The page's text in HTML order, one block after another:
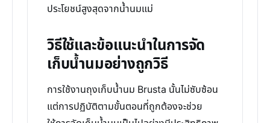
ประโยชน์สูงสุดจากน้ำนมแม่
วิธีใช้และข้อแนะนำในการจัด
เก็บน้ำนมอย่างถูกวิธี
การใช้งานถุงเก็บน้ำนม Brusta นั้นไม่ซับซ้อน
แต่การปฏิบัติตามขั้นตอนที่ถูกต้องจะช่วย